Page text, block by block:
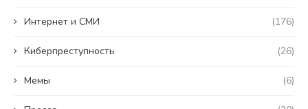
Интернет и СМИ (176)
Киберпреступность (26)
Мемы (6)